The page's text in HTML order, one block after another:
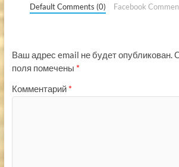
Default Comments (0) Facebook
Ваш адрес email не будет опубликован.
поля помечены *
Комментарий *